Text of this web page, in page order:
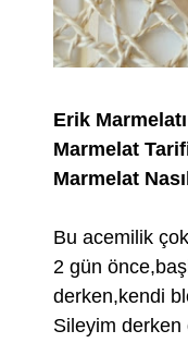
Erik Marmelatı
Marmelat
Marmelat
Bu acemilik
2 gün
derken,kendi
Sileyim